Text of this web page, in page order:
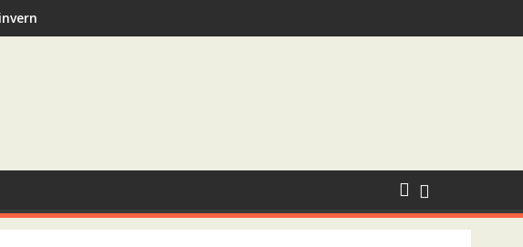
recomendada pelo Trio Gastronomia
e Funcional que Aquece o Inverno de Julho